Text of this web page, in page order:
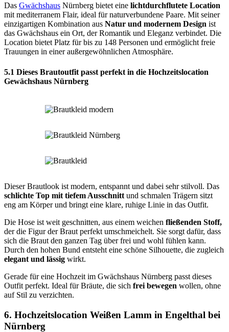
Das Gwächshaus Nürnberg bietet eine lichtdurchflutete Location
mit mediterranem Flair, ideal für naturverbundene Paare. Mit seiner
einzigartigen Kombination aus Natur und modernem Design ist
das Gwächshaus ein Ort, der Romantik und Eleganz verbindet. Die
Location bietet Platz für bis zu 148 Personen und ermöglicht freie
Trauungen in einer außergewöhnlichen Atmosphäre.
5.1 Dieses Brautoutfit passt perfekt in die Hochzeitslocation
Gewächshaus Nürnberg
Dieser Brautlook ist modern, entspannt und dabei sehr stilvoll. Das
schlichte Top mit tiefem Ausschnitt und schmalen Trägern sitzt
eng am Körper und bringt eine klare, ruhige Linie in das Outfit.
Die Hose ist weit geschnitten, aus einem weichen fließenden Stoff,
der die Figur der Braut perfekt umschmeichelt. Sie sorgt dafür, dass
sich die Braut den ganzen Tag über frei und wohl fühlen kann.
Durch den hohen Bund entsteht eine schöne Silhouette, die zugleich
elegant und lässig wirkt.
Gerade für eine Hochzeit im Gwächshaus Nürnberg passt dieses
Outfit perfekt. Ideal für Bräute, die sich frei bewegen wollen, ohne
auf Stil zu verzichten.
6. Hochzeitslocation Weißen Lamm in Engelthal bei
Nürnberg